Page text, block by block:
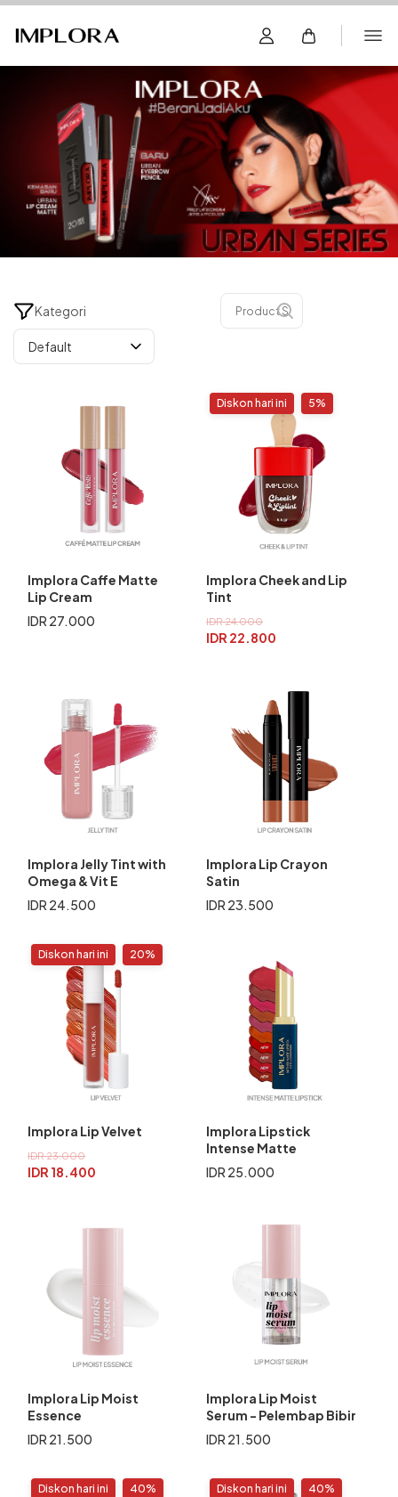
Kategori
Implora Caffe Matte
Lip Cream
IDR 27.000
Diskon hari ini 5%
Implora Cheek and Lip
Tint
IDR 24.000
IDR 22.800
Implora Jelly Tint with
Omega & Vit E
IDR 24.500
Implora Lip Crayon
Satin
IDR 23.500
Diskon hari ini 20%
Implora Lip Velvet
IDR 23.000
IDR 18.400
Implora Lipstick
Intense Matte
IDR 25.000
Implora Lip Moist
Essence
IDR 21.500
Implora Lip Moist
Serum - Pelembap Bibir
IDR 21.500
Diskon hari ini
40%
Diskon hari ini 40%